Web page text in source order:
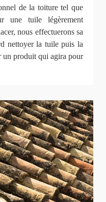
de la toiture tel que
une tuile légèrement
nous effectuerons sa
nettoyer la tuile puis la
un produit qui agira pour